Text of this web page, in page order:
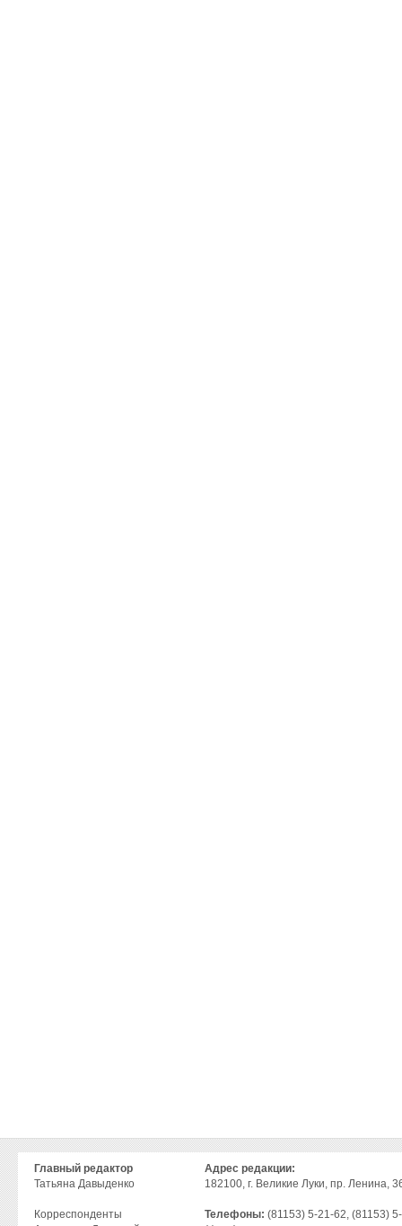
Главный редактор
Татьяна Давыденко
Корреспонденты
Адрес редакции:
182100, г. Великие Луки, пр. Ленина,
Телефоны: (81153) 5-21-62, (81153)